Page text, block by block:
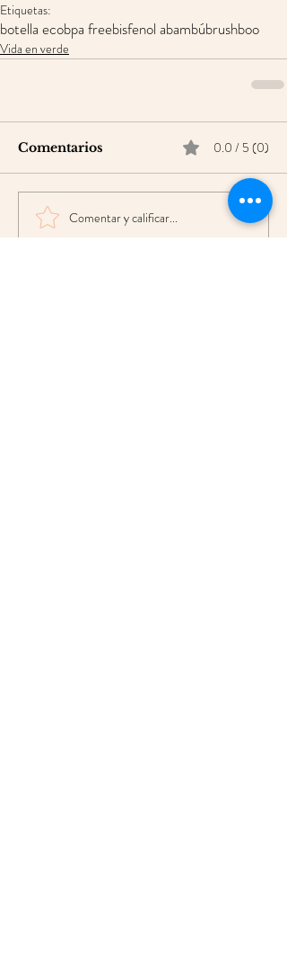
Etiquetas:
botella ecobpa freebisfenol abambúbrushboo
Vida en verde
Comentarios 0.0 / 5 (0)
Comentar y calificar...